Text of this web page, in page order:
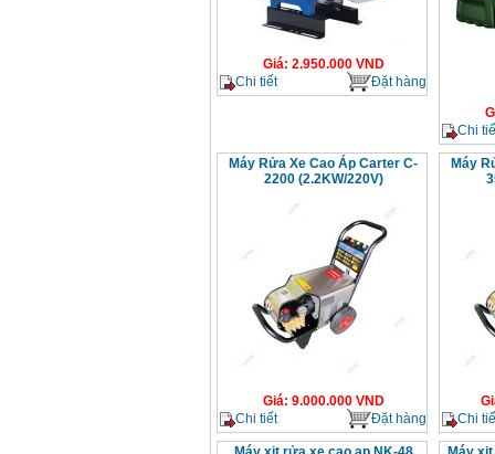
Giá: 2.950.000VND
Chi tiết
Đặt hàng
Chi
Máy Rửa Xe Cao Áp Carter C-
2200 (2.2KW/220V)
Giá: 9.000.000VND
Chi tiết
Đặt hàng
Máy
Chi